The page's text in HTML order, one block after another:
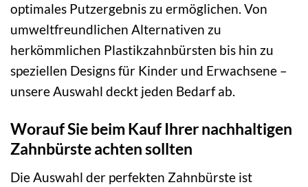
optimales Putzergebnis zu ermöglichen. Von
umweltfreundlichen Alternativen zu
herkömmlichen Plastikzahnbürsten bis hin zu
speziellen Designs für Kinder und Erwachsene –
unsere Auswahl deckt jeden Bedarf ab.
Worauf Sie beim Kauf Ihrer nachhaltigen
Zahnbürste achten sollten
Die Auswahl der perfekten Zahnbürste ist